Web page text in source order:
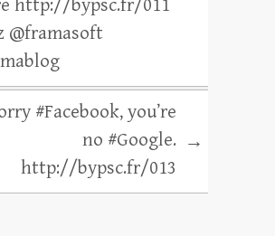
http://bypsc.fr/011
@framasoft
#Facebook, you’re
no #Google.
http://bypsc.fr/013
→